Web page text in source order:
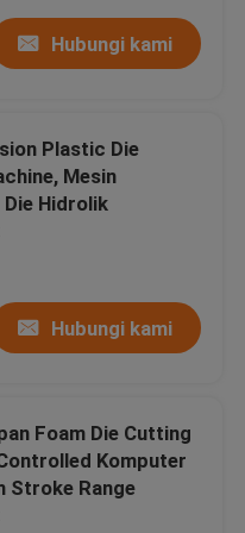
Hubungi kami
Plastic Die
Mesin
Hidrolik
Hubungi kami
Foam Die Cutting
Komputer
Stroke Range